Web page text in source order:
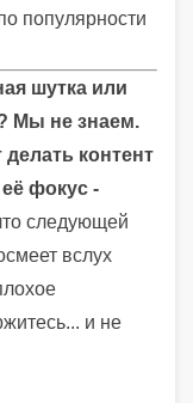
популярности
шутка или
Мы не знаем.
контент
фокус -
следующей
вслух
и не